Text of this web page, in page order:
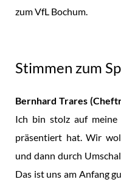
zum VfL Bochum.
Stimmen zum
Bernhard Trares
Ich bin stolz auf meine
präsentiert hat. Wir
und dann durch
Das ist uns am Anfang